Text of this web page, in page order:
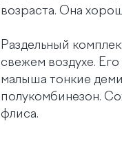
возраста. Она
Раздельный
свежем воздухе.
малыша тонкие
полукомбинезон.
флиса.